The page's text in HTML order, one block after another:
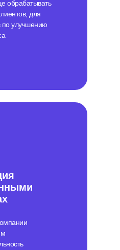
обрабатывать
для
по улучшению